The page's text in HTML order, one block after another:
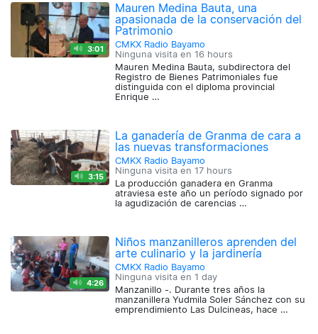
3:01
Mauren Medina Bauta, una
apasionada de la conservación del
Patrimonio
CMKX Radio Bayamo
Ninguna visita en 16 hours
Mauren Medina Bauta, subdirectora del
Registro de Bienes Patrimoniales fue
distinguida con el diploma provincial
Enrique …
3:15
La ganadería de Granma de cara a
las nuevas transformaciones
CMKX Radio Bayamo
Ninguna visita en 17 hours
La producción ganadera en Granma
atraviesa este año un período signado por
la agudización de carencias …
4:26
Niños manzanilleros aprenden del
arte culinario y la jardinería
CMKX Radio Bayamo
Ninguna visita en 1 day
Manzanillo -. Durante tres años la
manzanillera Yudmila Soler Sánchez con su
emprendimiento Las Dulcineas, hace …